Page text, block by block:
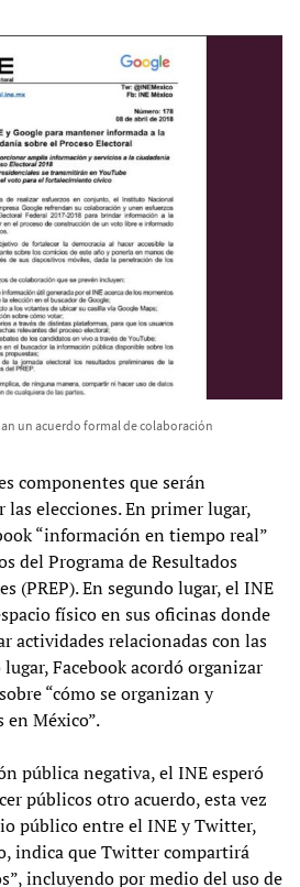
un acuerdo formal de colaboración
componentes que serán
elecciones. En primer lugar,
“información en tiempo real”
del Programa de Resultados
(PREP). En segundo lugar, el INE
físico en sus oficinas donde
actividades relacionadas con las
Facebook acordó organizar
“cómo se organizan y
en México”.
pública negativa, el INE esperó
públicos otro acuerdo, esta vez
público entre el INE y Twitter,
indica que Twitter compartirá
incluyendo por medio del uso de